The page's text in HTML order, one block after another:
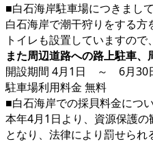
■白石海岸駐車場につきまして
白石海岸で潮干狩りをする方
トイレも設置していますので
また周辺道路への路上駐車、
開設期間 4月1日 ～ 6月30
駐車場利用料金 無料
■白石海岸での採貝料金につ
本年4月1日より、資源保護
となり、法律により罰せられ